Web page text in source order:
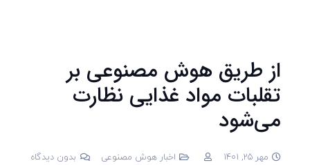
از طریق هوش ‌مصنوعی بر
تقلبات مواد غذایی نظارت
می‌شود
مهر 25, 1401 اخبار هوش مصنوعی بدون دیدگاه